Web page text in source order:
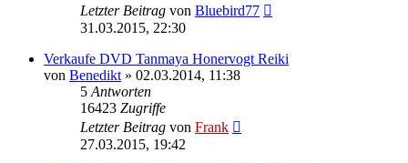
Letzter Beitrag von Bluebird77
31.03.2015, 22:30
Verkaufe DVD Tanmaya Honervogt Reiki
von Benedikt » 02.03.2014, 11:38
5 Antworten
16423 Zugriffe
Letzter Beitrag von Frank
27.03.2015, 19:42